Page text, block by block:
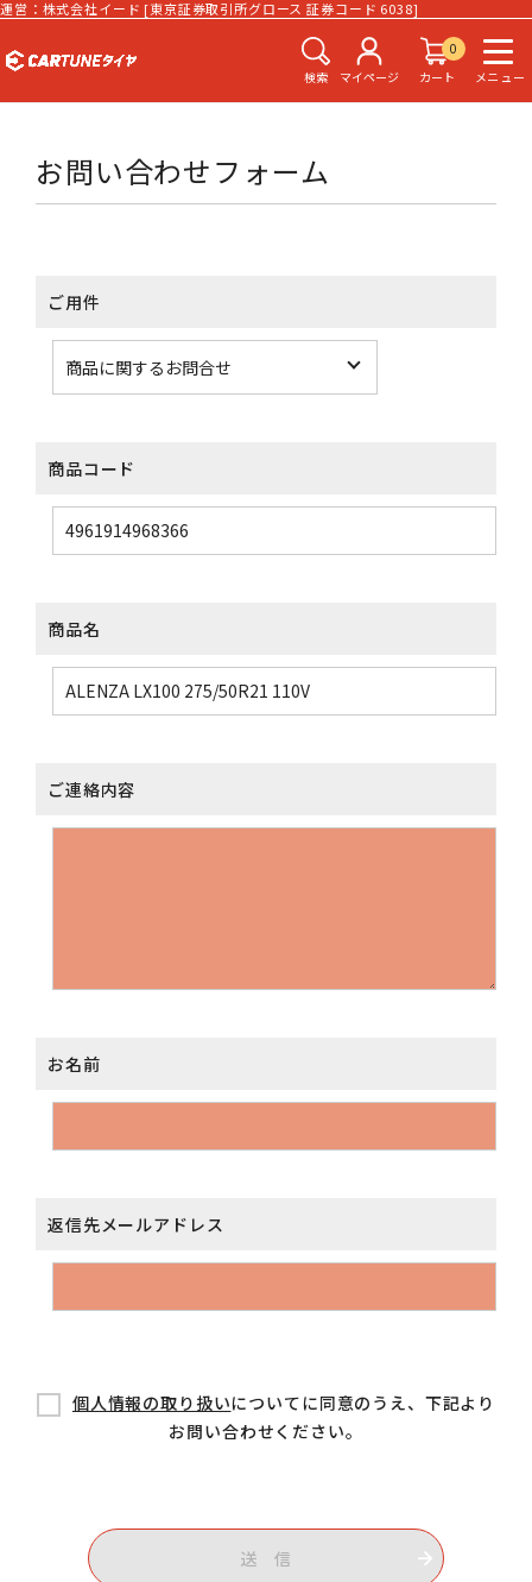
運営：株式会社イード [東京証券取引所グロース 証券コード 6038]
検索 マイページ
0
カート
メニュー
お問い合わせフォーム
ご用件
商品コード
商品名
ご連絡内容
お名前
返信先メールアドレス
個人情報の取り扱いについてに同意のうえ、下記より
お問い合わせください。
送 信